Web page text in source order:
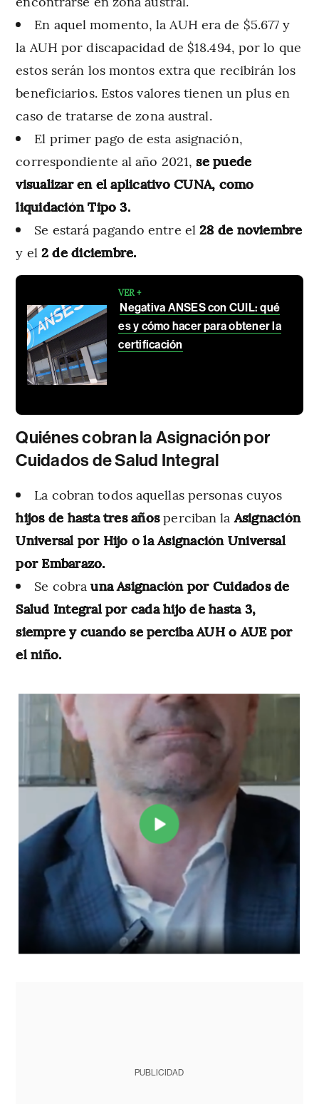
En aquel momento, la AUH era de $5.677 y
la AUH por discapacidad de $18.494, por lo que
estos serán los montos extra que recibirán los
beneficiarios. Estos valores tienen un plus en
caso de tratarse de zona austral.
El primer pago de esta asignación,
correspondiente al año 2021, se puede
visualizar en el aplicativo CUNA, como
liquidación Tipo 3.
Se estará pagando entre el28 de noviembre
y el 2 de diciembre.
VER +
Negativa ANSES con CUIL: qué
es y cómo hacer para obtener la
certificación
Quiénes cobran la Asignación por
Cuidados de Salud Integral
La cobran todos aquellas personas cuyos
hijos de hasta tres añosperciban laAsignación
Universal por Hijo o la Asignación Universal
por Embarazo.
Se cobrauna Asignación por Cuidados de
Salud Integral por cada hijo de hasta 3,
siempre y cuando se perciba AUH o AUE por
el niño.
PUBLICIDAD